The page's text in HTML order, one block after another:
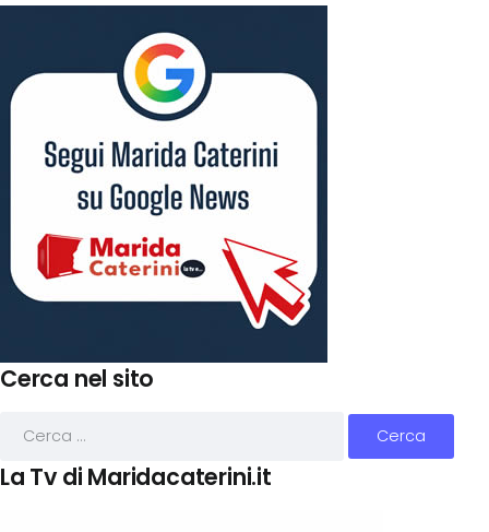
Cerca nel sito
La Tv di Maridacaterini.it